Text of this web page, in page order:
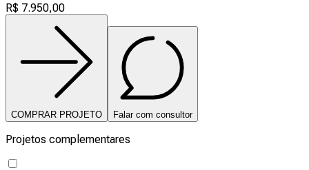
R$ 7.950,00
COMPRAR PROJETO Falar com consultor
Projetos complementares